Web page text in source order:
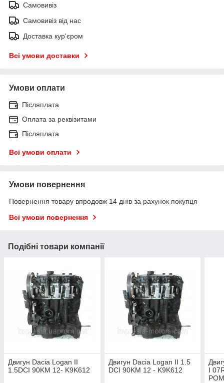
Самовивіз
Самовивіз від нас
Доставка кур'єром
Всі умови доставки
Умови оплати
Післяплата
Оплата за реквізитами
Післяплата
Всі умови оплати
Умови повернення
Повернення товару впродовж 14 днів за рахунок покупця
Всі умови повернення
Подібні товари компанії
Двигун Dacia Logan II
1.5DCI 90KM 12- K9K612
Двигун Dacia Logan II 1.5
DCI 90KM 12 - K9K612
I